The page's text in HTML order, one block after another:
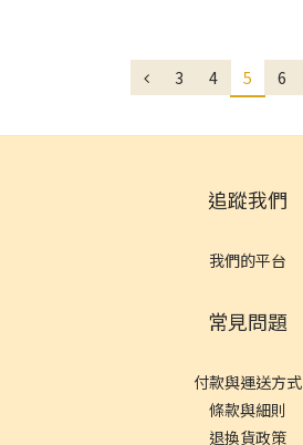
3 4 5 6
追蹤我們
我們的平台
常見問題
付款與運送方式
條款與細則
退換貨政策